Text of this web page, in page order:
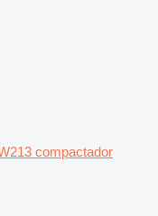
compactador